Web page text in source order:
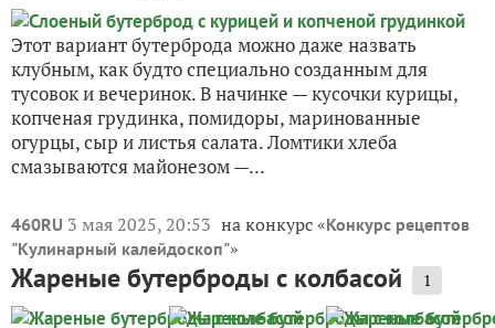
Этот вариант бутерброда можно даже назвать
клубным, как будто специально созданным для
тусовок и вечеринок. В начинке — кусочки курицы,
копченая грудинка, помидоры, маринованные
огурцы, сыр и листья салата. Ломтики хлеба
смазываются майонезом —...
460RU 3 мая 2025, 20:53 на конкурс «Конкурс рецептов
"Кулинарный калейдоскоп"»
Жареные бутерброды с колбасой 1